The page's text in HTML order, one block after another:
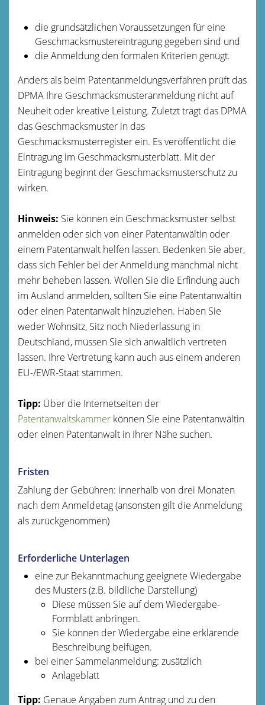
die grundsätzlichen Voraussetzungen für eine
Geschmacksmustereintragung gegeben sind und
die Anmeldung den formalen Kriterien genügt.
Anders als beim Patentanmeldungsverfahren prüft das
DPMA Ihre Geschmacksmusteranmeldung nicht auf
Neuheit oder kreative Leistung. Zuletzt trägt das DPMA
das Geschmacksmuster in das
Geschmacksmusterregister ein. Es veröffentlicht die
Eintragung im Geschmacksmusterblatt. Mit der
Eintragung beginnt der Geschmacksmusterschutz zu
wirken.
Hinweis: Sie können ein Geschmacksmuster selbst
anmelden oder sich von einer Patentanwältin oder
einem Patentanwalt helfen lassen. Bedenken Sie aber,
dass sich Fehler bei der Anmeldung manchmal nicht
mehr beheben lassen. Wollen Sie die Erfindung auch
im Ausland anmelden, sollten Sie eine Patentanwältin
oder einen Patentanwalt hinzuziehen. Haben Sie
weder Wohnsitz, Sitz noch Niederlassung in
Deutschland, müssen Sie sich anwaltlich vertreten
lassen. Ihre Vertretung kann auch aus einem anderen
EU-/EWR-Staat stammen.
Tipp: Über die Internetseiten der
Patentanwaltskammer können Sie eine Patentanwältin
oder einen Patentanwalt in Ihrer Nähe suchen.
Fristen
Zahlung der Gebühren: innerhalb von drei Monaten
nach dem Anmeldetag (ansonsten gilt die Anmeldung
als zurückgenommen)
Erforderliche Unterlagen
eine zur Bekanntmachung geeignete Wiedergabe
des Musters (z.B. bildliche Darstellung)
Diese müssen Sie auf dem Wiedergabe-
Formblatt anbringen.
Sie können der Wiedergabe eine erklärende
Beschreibung beifügen.
bei einer Sammelanmeldung: zusätzlich
Anlageblatt
Tipp: Genaue Angaben zum Antrag und zu den